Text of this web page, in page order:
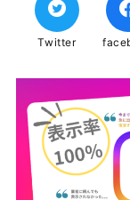
Twitter